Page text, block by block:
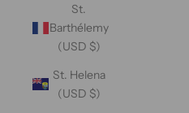
St.
Barthélemy
(USD $)
St. Helena
(USD $)